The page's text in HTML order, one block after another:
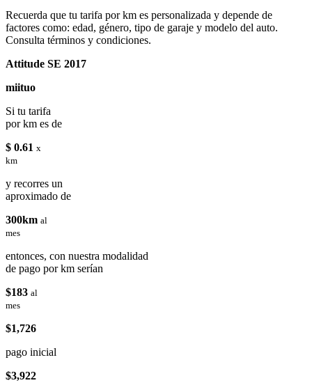
Recuerda que tu tarifa por km es personalizada y depende de
factores como: edad, género, tipo de garaje y modelo del auto.
Consulta términos y condiciones.
Attitude SE 2017
miituo
Si tu tarifa
por km es de
$ 0.61 x
km
y recorres un
aproximado de
300km al
mes
entonces, con nuestra modalidad
de pago por km serían
$183 al
mes
$1,726
pago inicial
$3,922